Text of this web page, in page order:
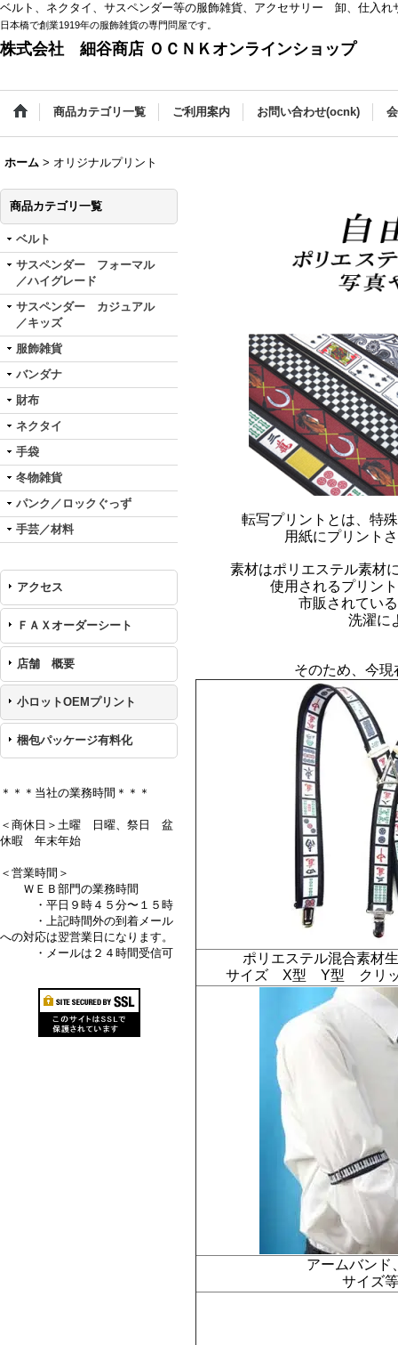
ベルト、ネクタイ、サスペンダー等の服飾雑貨、アクセサリー 卸、仕入れ
日本橋で創業1919年の服飾雑貨の専門問屋です。
株式会社 細谷商店 ＯＣＮＫオンラインショップ
商品カテゴリ一覧 ご利用案内 お問い合わせ(ocnk)
ホーム > オリジナルプリント
商品カテゴリ一覧
ベルト
サスペンダー フォーマル
／ハイグレード
サスペンダー カジュアル
／キッズ
服飾雑貨
バンダナ
財布
ネクタイ
手袋
冬物雑貨
パンク／ロックぐっず
手芸／材料
アクセス
ＦＡＸオーダーシート
店舗 概要
小ロットOEMプリント
梱包パッケージ有料化
＊＊＊当社の業務時間＊＊＊
＜商休日＞土曜 日曜、祭日 盆
休暇 年末年始
＜営業時間＞
ＷＥＢ部門の業務時間
・平日９時４５分〜１５時
・上記時間外の到着メール
への対応は翌営業日になります。
・メールは２４時間受信可
転写プリントとは、特
用紙にプリント
素材はポリエステル素材
使用されるプリン
市販されてい
洗濯に
そのため、今
ポリエステル混合素材
サイズ X型 Y型 クリッ
アームバンド
サイズ